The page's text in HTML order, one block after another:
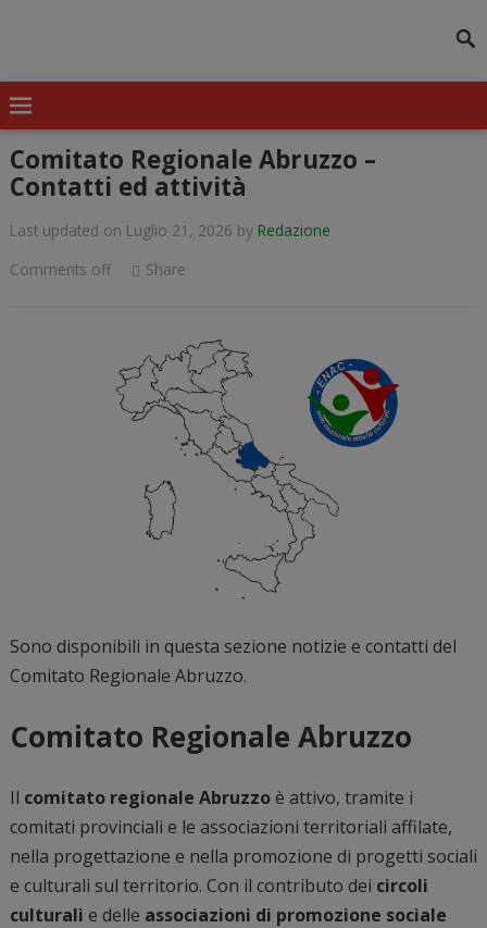
Comitato Regionale Abruzzo –
Contatti ed attività
Last updated on Luglio 21, 2026 by Redazione
Comments off
Share
Sono disponibili in questa sezione notizie e contatti del
Comitato Regionale Abruzzo.
Comitato Regionale Abruzzo
Il comitato regionale Abruzzoè attivo, tramite i
comitati provinciali e le associazioni territoriali affilate,
nella progettazione e nella promozione di progetti sociali
e culturali sul territorio. Con il contributo dei circoli
culturali e delle associazioni di promozione sociale